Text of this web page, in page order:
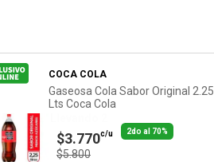
COCA COLA
Gaseosa Cola Sabor Original 2.25
Lts Coca Cola
$3.770c/u 2do al 70%
$5.800